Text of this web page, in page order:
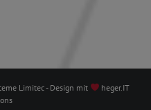
Limitec - Design mit
heger.IT